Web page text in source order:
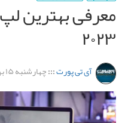
معرفی بهترین
۲۰۲۳
آی تی پورت:::چهارشنبه ۱۵ بهمن ۹۹